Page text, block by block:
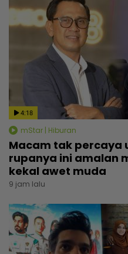
4:18
mStar | Hiburan
Macam tak percaya
rupanya ini amalan
kekal awet muda
9 jam lalu